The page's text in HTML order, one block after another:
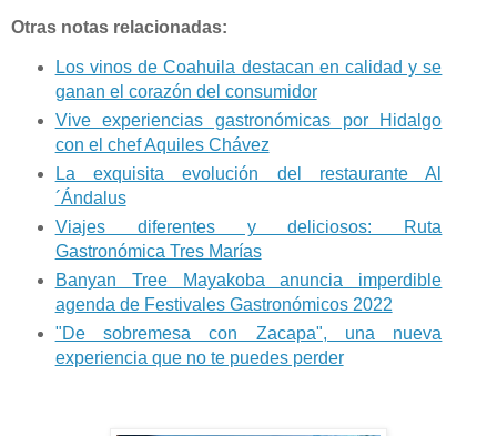
Otras notas relacionadas:
Los vinos de Coahuila destacan en calidad y se
ganan el corazón del consumidor
Vive experiencias gastronómicas por Hidalgo
con el chef Aquiles Chávez
La exquisita evolución del restaurante Al
´Ándalus
Viajes diferentes y deliciosos: Ruta
Gastronómica Tres Marías
Banyan Tree Mayakoba anuncia imperdible
agenda de Festivales Gastronómicos 2022
"De sobremesa con Zacapa", una nueva
experiencia que no te puedes perder